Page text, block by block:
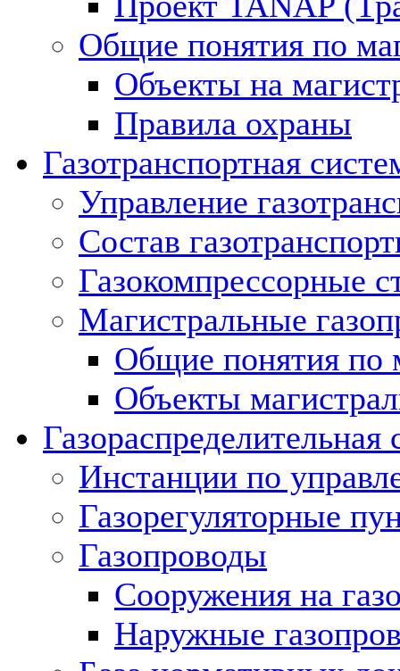
Общие понятия по
Объекты на
Правила охраны
Газотранспортная
Управление
Состав
Газокомпрессорные
Магистральные
Общие понятия по
Объекты
Газораспределительная
Инстанции по
Газорегуляторные
Газопроводы
Сооружения на
Наружные